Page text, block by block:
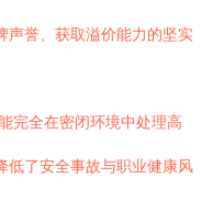
声誉、获取溢价能力的坚实
完全在密闭环境中处理高
低了安全事故与职业健康风